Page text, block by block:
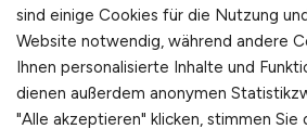
sind einige Cookies für die Nutzung
Website notwendig, während andere
Ihnen personalisierte Inhalte und
dienen außerdem anonymen
"Alle akzeptieren" klicken, stimmen Sie